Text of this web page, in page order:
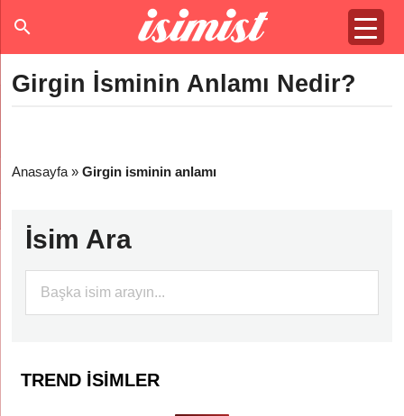
Girgin İsminin Anlamı Nedir?
Anasayfa »Girgin isminin anlamı
İsim Ara
TREND İSIMLER